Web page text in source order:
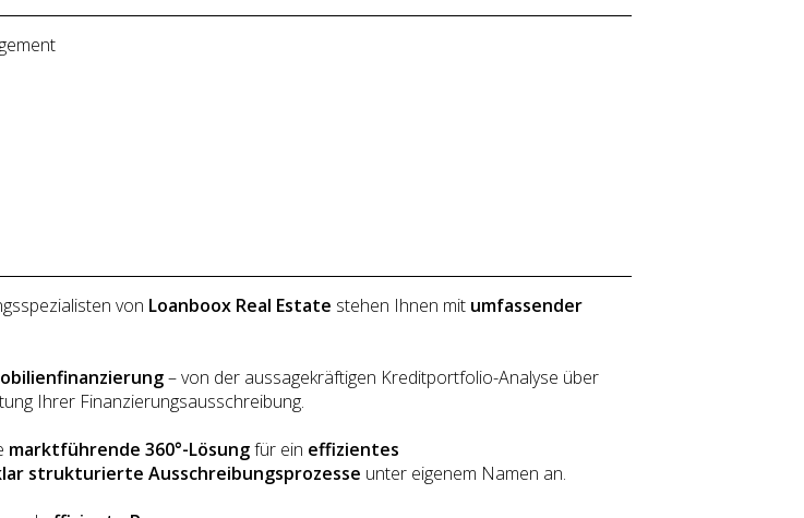
von Loanboox Real Estate stehen Ihnen mit umfassender
– von der aussagekräftigen Kreditportfolio-Analyse über
Ihrer Finanzierungsausschreibung.
marktführende 360°-Lösungfür ein effizientes
strukturierte Ausschreibungsprozesse unter eigenem Namen an.